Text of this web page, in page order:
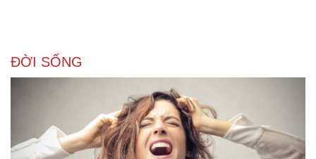
ĐỜI SỐNG